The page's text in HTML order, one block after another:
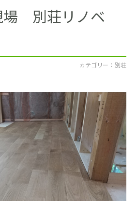
場 別荘リノベ
カテゴリー ： 別荘